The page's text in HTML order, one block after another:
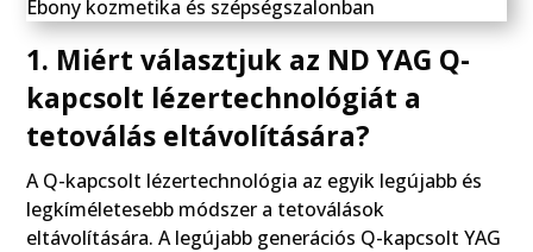
1. Miért választjuk az ND YAG Q-
kapcsolt lézertechnológiát a
tetoválás eltávolítására?
A Q-kapcsolt lézertechnológia az egyik legújabb és
legkíméletesebb módszer a tetoválások
eltávolítására. A legújabb generációs Q-kapcsolt YAG